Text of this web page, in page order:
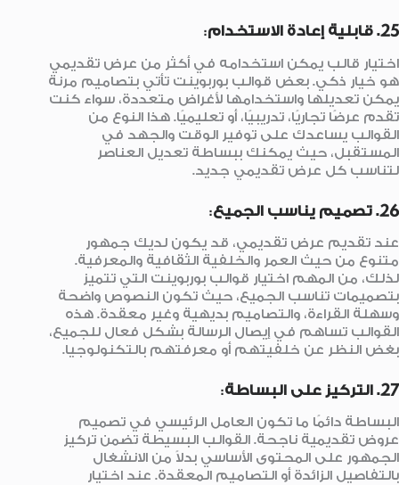
25. قابلية إعادة الاستخدام :
اختيار قالب يمكن استخدامه في أكثر من عرض تقديمي
هو خيار ذكي. بعض قوالب بوربوينت تأتي بتصاميم مرنة
يمكن تعديلها واستخدامها لأغراض متعددة، سواء كنت
تقدم عرضًا تجاريًا، تدريبيًا، أو تعليميًا. هذا النوع من
القوالب يساعدك على توفير الوقت والجهد في
المستقبل، حيث يمكنك ببساطة تعديل العناصر
لتناسب كل عرض تقديمي جديد.
26. تصميم يناسب الجميع :
عند تقديم عرض تقديمي، قد يكون لديك جمهور
متنوع من حيث العمر والخلفية الثقافية والمعرفية.
لذلك، من المهم اختيار قوالب بوربوينت التي تتميز
بتصميمات تناسب الجميع، حيث تكون النصوص واضحة
وسهلة القراءة، والتصاميم بديهية وغير معقدة. هذه
القوالب تساهم في إيصال الرسالة بشكل فعال للجميع،
بغض النظر عن خلفيتهم أو معرفتهم بالتكنولوجيا.
27. التركيز على البساطة :
البساطة دائمًا ما تكون العامل الرئيسي في تصميم
عروض تقديمية ناجحة. القوالب البسيطة تضمن تركيز
الجمهور على المحتوى الأساسي بدلاً من الانشغال
بالتفاصيل الزائدة أو التصاميم المعقدة. عند اختيار